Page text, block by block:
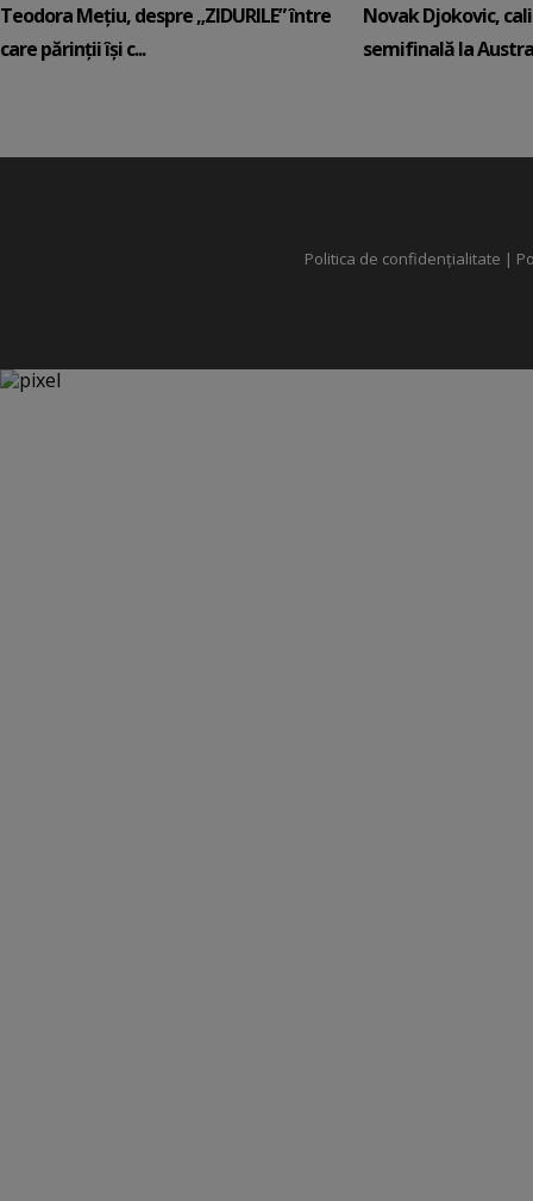
Teodora Mețiu, despre „ZIDURILE” între
care părinții își c...
Novak Djokovic,
semifinală la
Politica de confidențialitate |